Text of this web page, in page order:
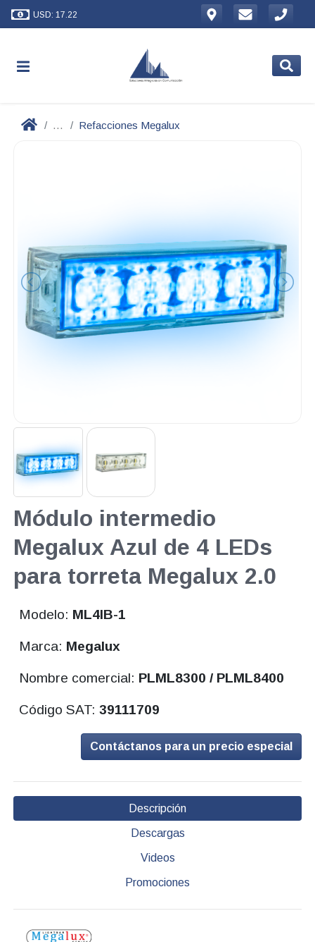
USD: 17.22
... Refacciones Megalux
Módulo intermedio
Megalux Azul de 4 LEDs
para torreta Megalux 2.0
Modelo: ML4IB-1
Marca: Megalux
Nombre comercial: PLML8300 / PLML8400
Código SAT:39111709
Contáctanos para un precio especial
Descripción
Descargas
Videos
Promociones